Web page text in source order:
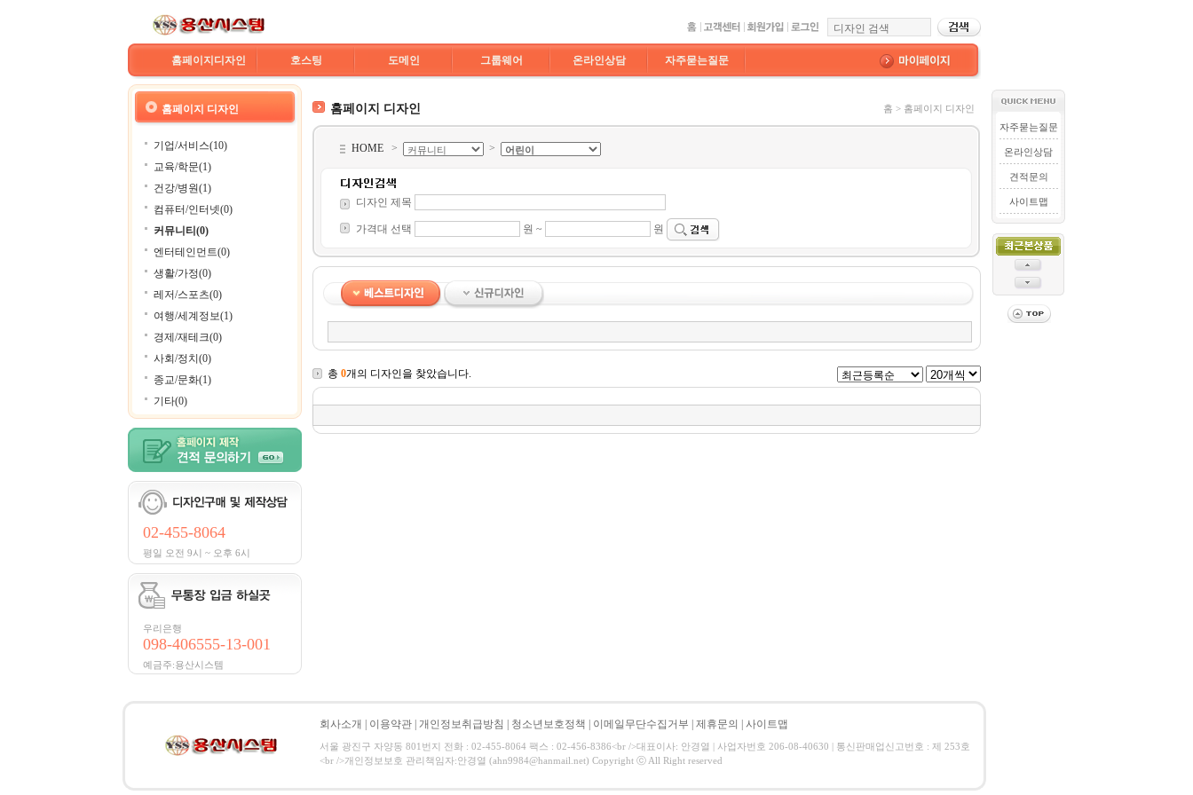
홈페이지디자인 호스팅 도메인 그룹웨어 온라인상담 자주묻는질문
홈페이지 디자인
기업/서비스(10)
교육/학문(1)
건강/병원(1)
컴퓨터/인터넷(0)
커뮤니티(0)
엔터테인먼트(0)
생활/가정(0)
레저/스포츠(0)
여행/세계정보(1)
경제/재테크(0)
사회/정치(0)
종교/문화(1)
기타(0)
02-455-8064
평일 오전 9시 ~ 오후 6시
우리은행
098-406555-13-001
예금주:용산시스템
홈페이지 디자인 홈 > 홈페이지 디자인
HOME > >
디자인 제목
가격대 선택 원 ~ 원
총 0개의 디자인을 찾았습니다.
자주묻는질문
온라인상담
견적문의
사이트맵
회사소개 이용약관 개인정보취급방침 청소년보호정책 이메일무단수집거부 제휴문의 사이트맵
서울 광진구 자양동 801번지 전화 : 02-455-8064 팩스 : 02-456-8386<br />대표이사: 안경열 | 사업자번호 206-08-40630 | 통신판매업신고번호 : 제 253호
<br />개인정보보호 관리책임자:안경열 (ahn9984@hanmail.net) Copyright ⓒ All Right reserved